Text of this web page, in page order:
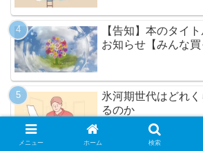
【告知】本のタイ
お知らせ【みんな買
氷河期世代はどれく
るのか
メニュー ホーム 検索